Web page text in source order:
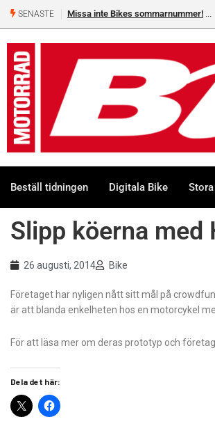
SENASTE Missa inte Bikes sommarnummer!
Beställ tidningen Digitala Bike
Slipp köerna med
26 augusti, 2014 Bike
Företaget har nyligen nått sitt mål på
är att blanda enkelheten hos en motorcykel
För att läsa mer om deras prototyp och
Dela det här: